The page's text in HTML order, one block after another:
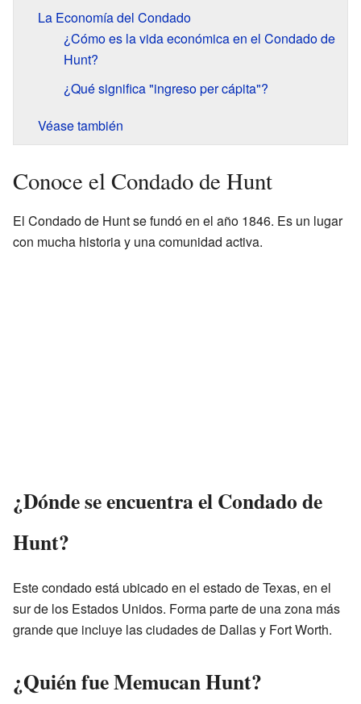
La Economía del Condado
¿Cómo es la vida económica en el Condado de
Hunt?
¿Qué significa "ingreso per cápita"?
Véase también
Conoce el Condado de Hunt
El Condado de Hunt se fundó en el año 1846. Es un lugar
con mucha historia y una comunidad activa.
¿Dónde se encuentra el Condado de
Hunt?
Este condado está ubicado en el estado de Texas, en el
sur de los Estados Unidos. Forma parte de una zona más
grande que incluye las ciudades de Dallas y Fort Worth.
¿Quién fue Memucan Hunt?